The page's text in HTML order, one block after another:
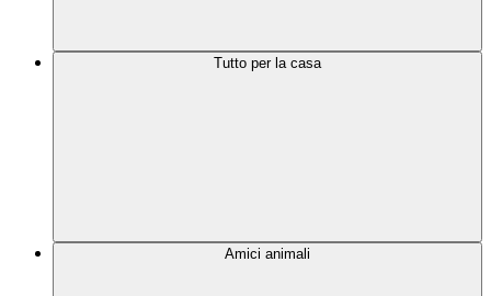
Tutto per la casa
Amici animali